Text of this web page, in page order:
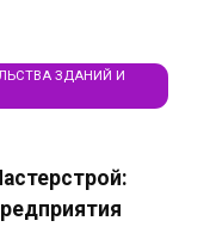
ЗДАНИЙ И